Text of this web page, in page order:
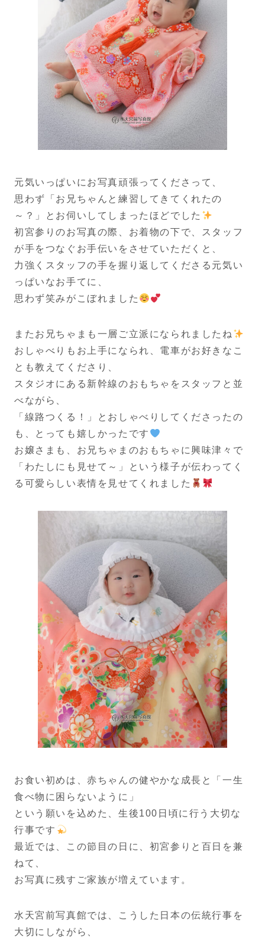
元気いっぱいにお写真頑張ってくださって、
思わず「お兄ちゃんと練習してきてくれたの
～？」とお伺いしてしまったほどでした
初宮参りのお写真の際、お着物の下で、スタッフ
が手をつなぐお手伝いをさせていただくと、
力強くスタッフの手を握り返してくださる元気い
っぱいなお手てに、
思わず笑みがこぼれました
またお兄ちゃまも一層ご立派になられましたね
おしゃべりもお上手になられ、電車がお好きなこ
とも教えてくださり、
スタジオにある新幹線のおもちゃをスタッフと並
べながら、
「線路つくる！」とおしゃべりしてくださったの
も、とっても嬉しかったです
お嬢さまも、お兄ちゃまのおもちゃに興味津々で
「わたしにも見せて～」という様子が伝わってく
る可愛らしい表情を見せてくれました
お食い初めは、赤ちゃんの健やかな成長と「一生
食べ物に困らないように」
という願いを込めた、生後100日頃に行う大切な
行事です
最近では、この節目の日に、初宮参りと百日を兼
ねて、
お写真に残すご家族が増えています。
水天宮前写真館では、こうした日本の伝統行事を
大切にしながら、